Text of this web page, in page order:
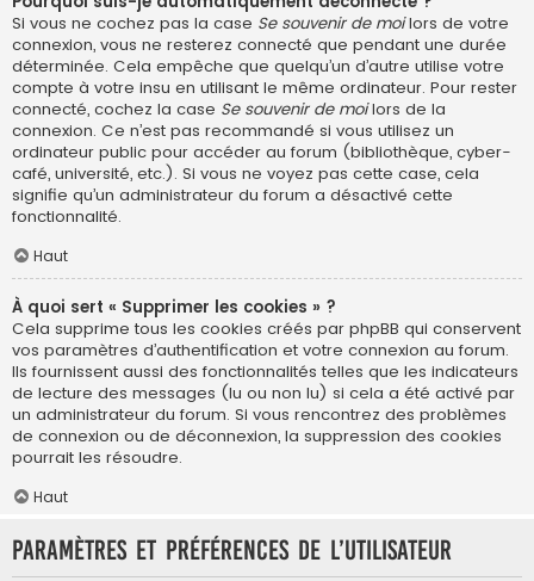
Si vous ne cochez pas la case Se souvenir de moilors de votre
connexion, vous ne resterez connecté que pendant une durée
déterminée. Cela empêche que quelqu’un d’autre utilise votre
compte à votre insu en utilisant le même ordinateur. Pour rester
connecté, cochez la case Se souvenir de moilors de la
connexion. Ce n’est pas recommandé si vous utilisez un
ordinateur public pour accéder au forum (bibliothèque, cyber-
café, université, etc.). Si vous ne voyez pas cette case, cela
signifie qu’un administrateur du forum a désactivé cette
fonctionnalité.
Haut
À quoi sert « Supprimer les cookies » ?
Cela supprime tous les cookies créés par phpBB qui conservent
vos paramètres d’authentification et votre connexion au forum.
Ils fournissent aussi des fonctionnalités telles que les indicateurs
de lecture des messages (lu ou non lu) si cela a été activé par
un administrateur du forum. Si vous rencontrez des problèmes
de connexion ou de déconnexion, la suppression des cookies
pourrait les résoudre.
Haut
Paramètres et préférences de l’utilisateur